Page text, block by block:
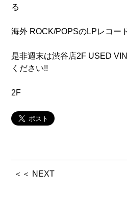
る
海外 ROCK/POPSのLPレコー
是非週末は渋谷店2F USED
ください!!
2F
＜＜ NEXT